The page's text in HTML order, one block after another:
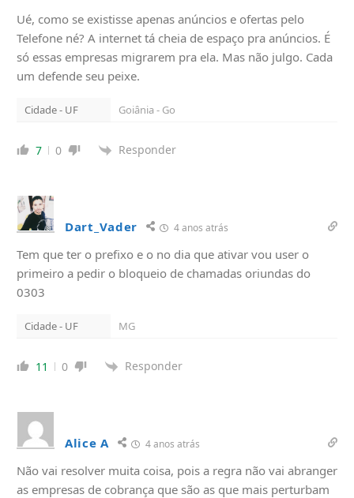
Ué, como se existisse apenas anúncios e ofertas pelo
Telefone né? A internet tá cheia de espaço pra anúncios. É
só essas empresas migrarem pra ela. Mas não julgo. Cada
um defende seu peixe.
Cidade - UF Goiânia - Go
7 0 Responder
Dart_Vader 4 anos atrás
Tem que ter o prefixo e o no dia que ativar vou user o
primeiro a pedir o bloqueio de chamadas oriundas do
0303
Cidade - UF MG
11 0 Responder
Alice A 4 anos atrás
Não vai resolver muita coisa, pois a regra não vai abranger
as empresas de cobrança que são as que mais perturbam